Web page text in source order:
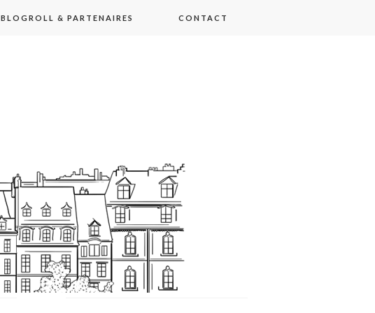
BLOGROLL & PARTENAIRES CONTACT